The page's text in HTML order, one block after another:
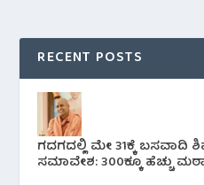
RECENT POSTS
ಗದಗದಲ್ಲಿ ಮೇ 31ಕ್ಕೆ
ಸಮಾವೇಶ: 300ಕ್ಕೂ ಹೆಚ್ಚು